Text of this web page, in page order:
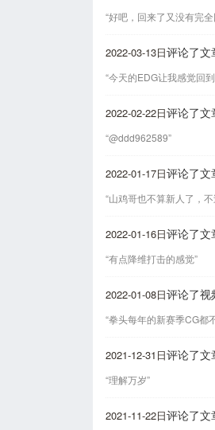
“好吧，回来了又没有完
2022-03-13日评论了文
“今天的EDG让我感觉回
2022-02-22日评论了文
“@ddd962589”
2022-01-17日评论了文
“山鸡哥也不算新人了，
2022-01-16日评论了文
“有点降维打击的感觉”
2022-01-08日评论了视
“拳头每年的新赛季CG都
2021-12-31日评论了文
“理解万岁”
2021-11-22日评论了文